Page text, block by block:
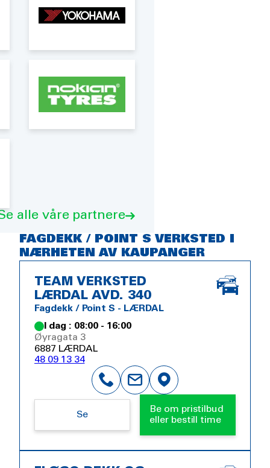
alle våre partnere
FAGDEKK / POINT S VERKSTED I
NÆRHETEN AV KAUPANGER
TEAM VERKSTED
LÆRDAL AVD. 340
Fagdekk / Point S - LÆRDAL
I dag : 08:00 - 16:00
Øyragata 3
6887 LÆRDAL
48 09 13 34
Se
Be om pristilbud
eller bestill time